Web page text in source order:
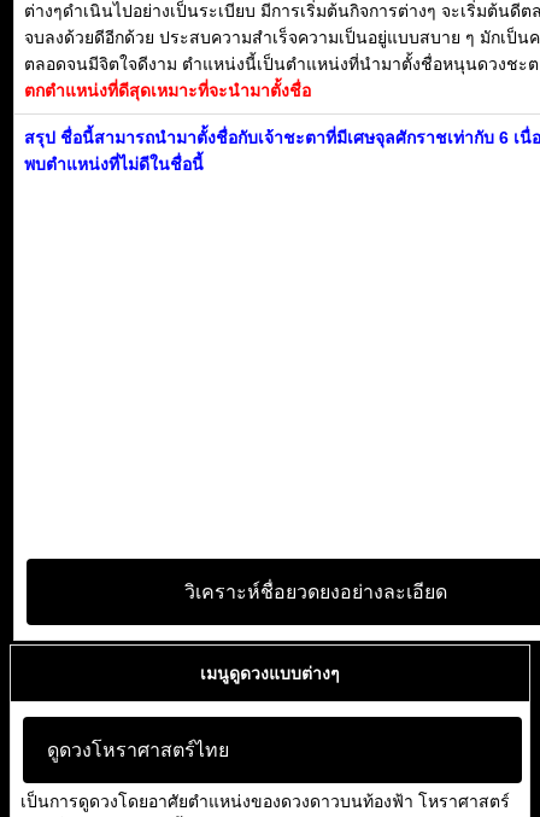
ต่างๆดำเนินไปอย่างเป็นระเบียบ มีการเริ่มต้นกิจการต่างๆ จะเริ่มต้นดีต
จบลงด้วยดีอีกด้วย ประสบความสำเร็จความเป็นอยู่แบบสบาย ๆ มักเป็น
ตลอดจนมีจิตใจดีงาม ตำแหน่งนี้เป็นตำแหน่งที่นำมาตั้งชื่อหนุนดวงชะ
ตกตำแหน่งที่ดีสุดเหมาะที่จะนำมาตั้งชื่อ
สรุป ชื่อนี้สามารถนำมาตั้งชื่อกับเจ้าชะตาที่มีเศษจุลศักราชเท่ากับ 6 เนื่
พบตำแหน่งที่ไม่ดีในชื่อนี้
วิเคราะห์ชื่อยวดยงอย่างละเอียด
เมนูดูดวงแบบต่างๆ
ดูดวงโหราศาสตร์ไทย
เป็นการดูดวงโดยอาศัยตำแหน่งของดวงดาวบนท้องฟ้า โหราศาสตร์